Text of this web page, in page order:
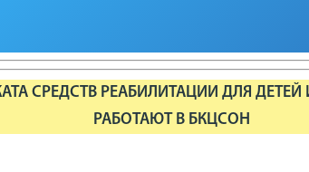
СРЕДСТВ РЕАБИЛИТАЦИИ ДЛЯ
РАБОТАЮТ В БКЦСОН